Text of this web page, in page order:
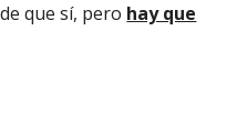
que sí, pero hay que